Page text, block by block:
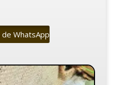
WhatsApp